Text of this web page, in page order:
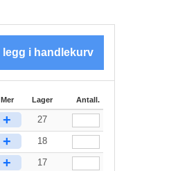
Mer Lager Antall.
+ 27
+ 18
+ 17